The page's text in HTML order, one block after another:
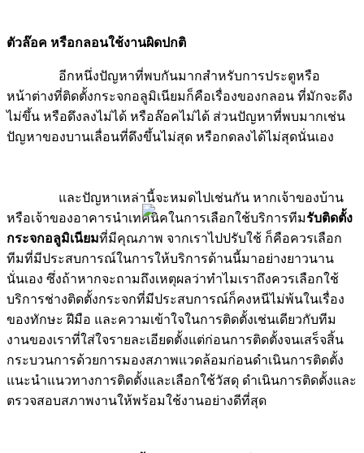
ตัวล๊อค หรือกลอนใช้งานผิดปกติ
อีกหนึ่งปัญหาที่พบกันมากสำหรับการประตูหรือ
หน้าต่างที่ติดตั้งกระจกอลูมิเนียมก็คือเรื่องของกลอน ที่มักจะดึง
ไม่ขึ้น หรือดึงลงไม่ได้ หรือล๊อคไม่ได้ ส่วนปัญหาที่พบมากเช่น
ปัญหาของบานเลื่อนที่ดึงขึ้นไม่สุด หรือกดลงได้ไม่สุดนั่นเอง
และปัญหาเหล่านี้จะหมดไปเช่นกัน หากเจ้าของบ้าน
หรือเจ้าของอาคารนำเทคนิคในการเลือกใช้บริการทีมรับติดตั้ง
กระจกอลูมิเนียมที่มีคุณภาพ จากเราไปปรับใช้ ก็คือควรเลือก
ทีมที่มีประสบการณ์ในการให้บริการด้านนี้มาอย่างยาวนาน
นั่นเอง ซึ่งถ้าหากจะถามถึงเหตุผลว่าทำไมเราถึงควรเลือกใช้
บริการช่างติดตั้งกระจกที่มีประสบการณ์ก็คงหนีไม่พ้นในเรื่อง
ของทักษะ ฝีมือ และความเข้าใจในการติดตั้งเช่นเดียวกับทีม
งานของเราที่ใส่ใจรายละเอียดตั้งแต่ก่อนการติดตั้งจนเสร็จสิ้น
กระบวนการด้วยการมองสภาพแวดล้อมก่อนดำเนินการติดตั้ง
แนะนำแนวทางการติดตั้งและเลือกใช้วัสดุ ดำเนินการติดตั้งและ
ตรวจสอบสภาพงานให้พร้อมใช้งานอย่างดีที่สุด